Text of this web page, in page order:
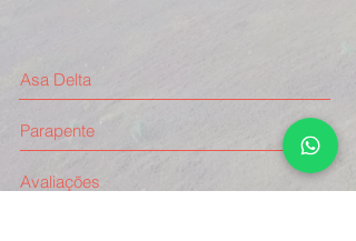
Asa Delta
Parapente
Avaliações